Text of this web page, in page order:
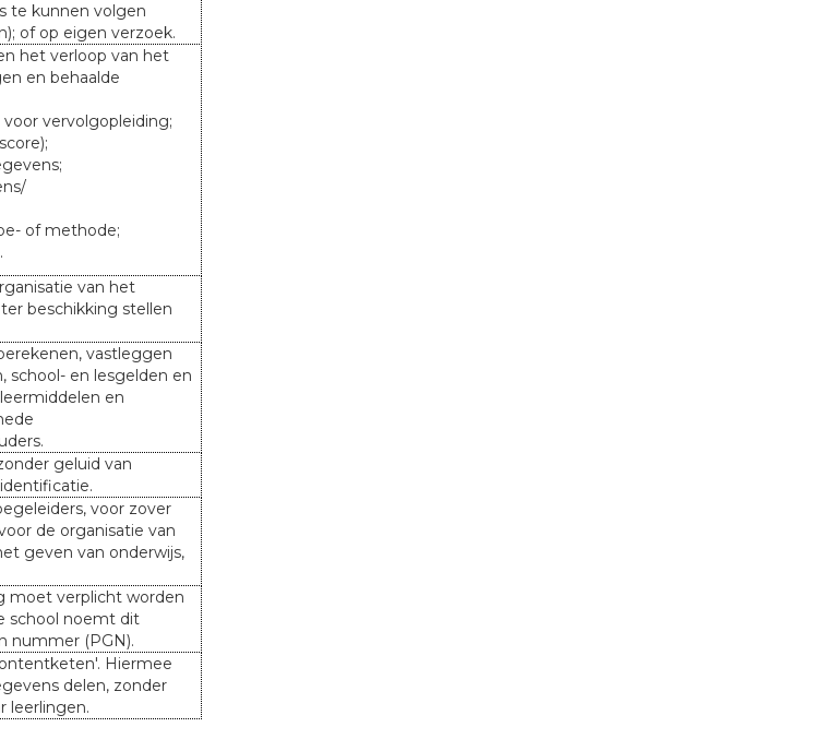
te kunnen volgen
of op eigen verzoek.
het verloop van het
en behaalde
vervolgopleiding;
of methode;
van het
beschikking stellen
vastleggen
school- en lesgelden en
en
geluid van
voor zover
de organisatie van
geven van onderwijs,
moet verplicht worden
school noemt dit
nummer (PGN).
Hiermee
delen, zonder
leerlingen.